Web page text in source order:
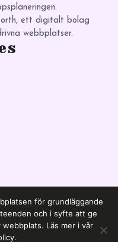
ett digitalt bolag
webbplatser.
för grundläggande
och i syfte att ge
Läs mer i vår